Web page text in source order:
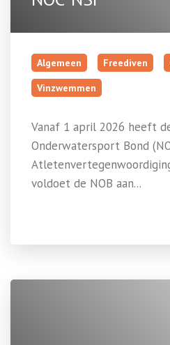
Algemeen Freediven
Vinzwemmen
Vanaf 1 april 2026 heeft
Onderwatersport Bond
voldoet de NOB aan...